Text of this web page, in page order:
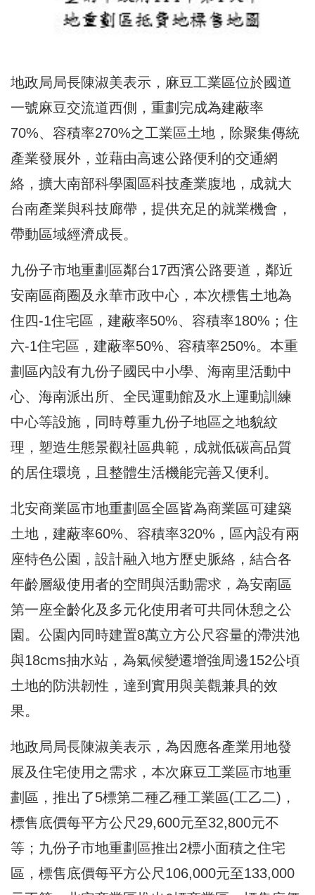
地政局局長陳淑美表示，麻豆工業區位於國道
一號麻豆交流道西側，重劃完成為建蔽率
70%、容積率270%之工業區土地，除聚集傳統
產業發展外，並藉由高速公路便利的交通網
絡，擴大南部科學園區科技產業腹地，成就大
台南產業與科技廊帶，提供充足的就業機會，
帶動區域經濟成長。
九份子市地重劃區鄰台17西濱公路要道，鄰近
安南區商圈及永華市政中心，本次標售土地為
住四-1住宅區，建蔽率50%、容積率180%；住
六-1住宅區，建蔽率50%、容積率250%。本重
劃區內設有九份子國民中小學、海南里活動中
心、海南派出所、全民運動館及水上運動訓練
中心等設施，同時尊重九份子地區之地貌紋
理，塑造生態景觀社區典範，成就低碳高品質
的居住環境，且整體生活機能完善又便利。
北安商業區市地重劃區全區皆為商業區可建築
土地，建蔽率60%、容積率320%，區內設有兩
座特色公園，設計融入地方歷史脈絡，結合各
年齡層級使用者的空間與活動需求，為安南區
第一座全齡化及多元化使用者可共同休憩之公
園。公園內同時建置8萬立方公尺容量的滯洪池
與18cms抽水站，為氣候變遷增強周邊152公頃
土地的防洪韌性，達到實用與美觀兼具的效
果。
地政局局長陳淑美表示，為因應各產業用地發
展及住宅使用之需求，本次麻豆工業區市地重
劃區，推出了5標第二種乙種工業區(工乙二)，
標售底價每平方公尺29,600元至32,800元不
等；九份子市地重劃區推出2標小面積之住宅
區，標售底價每平方公尺106,000元至133,000